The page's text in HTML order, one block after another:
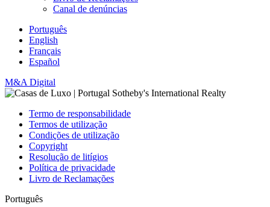
Canal de denúncias
Português
English
Français
Español
M&A Digital
Termo de responsabilidade
Termos de utilização
Condições de utilização
Copyright
Resolução de litígios
Política de privacidade
Livro de Reclamações
Português